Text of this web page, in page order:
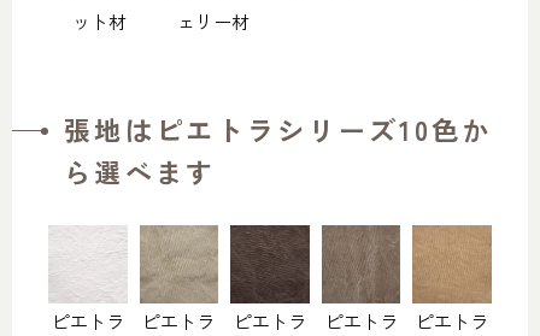
ット材
ェリー材
張地はピエトラシリーズ10色か
ら選べます
ピエトラ
ピエトラ
ピエトラ
ピエトラ
ピエトラ